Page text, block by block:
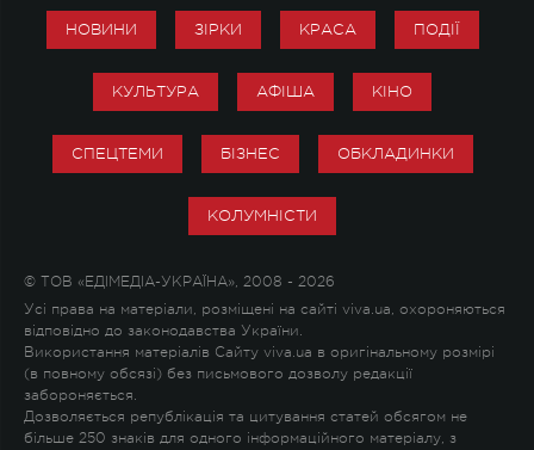
НОВИНИ ЗІРКИ КРАСА ПОДІЇ
КУЛЬТУРА АФІША КІНО
СПЕЦТЕМИ БІЗНЕС ОБКЛАДИНКИ
КОЛУМНІСТИ
© ТОВ «ЕДІМЕДІА-УКРАЇНА», 2008 - 2026
Усі права на матеріали, розміщені на сайті viva.ua, охороняються
відповідно до законодавства України.
Використання матеріалів Сайту viva.ua в оригінальному розмірі
(в повному обсязі) без письмового дозволу редакції
забороняється.
Дозволяється републікація та цитування статей обсягом не
більше 250 знаків для одного інформаційного матеріалу, з